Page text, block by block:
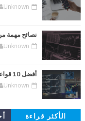
Unknown
نصائح مهمة
Unknown
أفضل 10 قواعد للتداول الناجح
Unknown
الأكثر قراءة